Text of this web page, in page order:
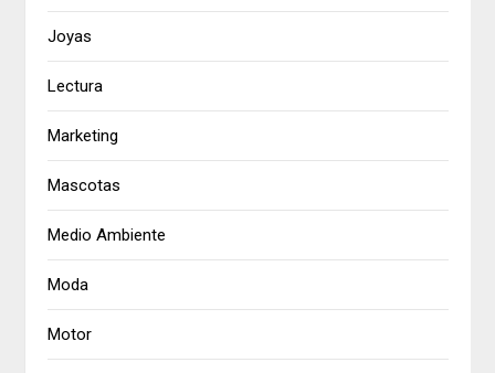
Joyas
Lectura
Marketing
Mascotas
Medio Ambiente
Moda
Motor